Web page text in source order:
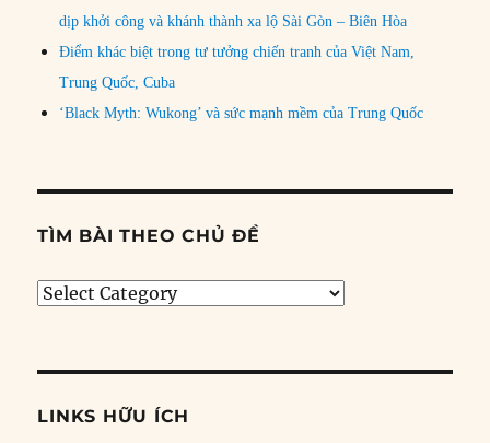
dịp khởi công và khánh thành xa lộ Sài Gòn – Biên Hòa
Điểm khác biệt trong tư tưởng chiến tranh của Việt Nam,
Trung Quốc, Cuba
‘Black Myth: Wukong’ và sức mạnh mềm của Trung Quốc
TÌM BÀI THEO CHỦ ĐỀ
Tìm
đề
LINKS HỮU ÍCH